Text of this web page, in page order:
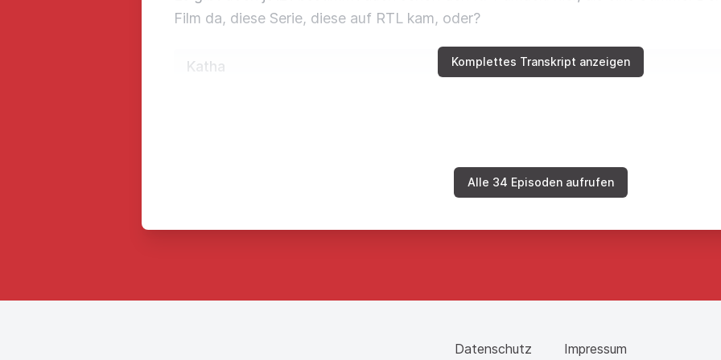
Komplettes Transkript anzeigen
Film da, diese Serie, diese auf RTL kam, oder?
Katha
Alle 34 Episoden aufrufen
Datenschutz Impressum